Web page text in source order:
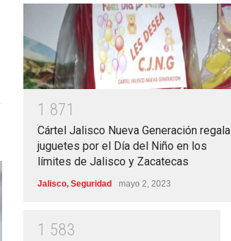
1 871
Cártel Jalisco Nueva Generación regala
juguetes por el Día del Niño en los
límites de Jalisco y Zacatecas
Jalisco, Seguridad mayo 2, 2023
1 583